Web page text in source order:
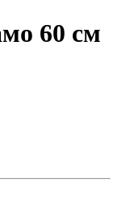
60 см